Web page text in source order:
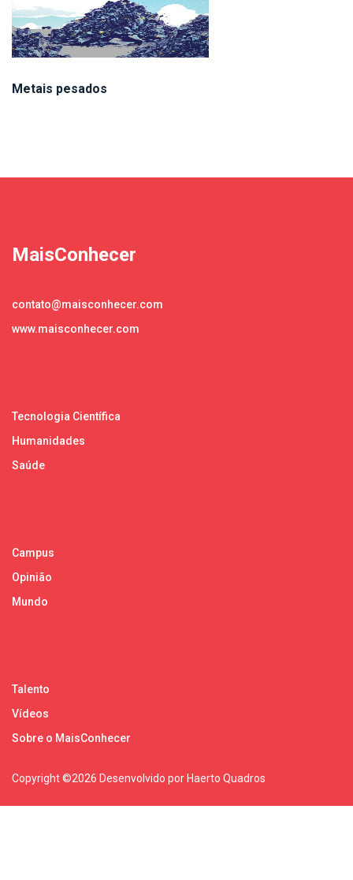
Metais pesados
MaisConhecer
contato@maisconhecer.com
www.maisconhecer.com
Tecnologia Científica
Humanidades
Saúde
Campus
Opinião
Mundo
Talento
Vídeos
Sobre o MaisConhecer
Copyright ©2026 Desenvolvido por Haerto Quadros